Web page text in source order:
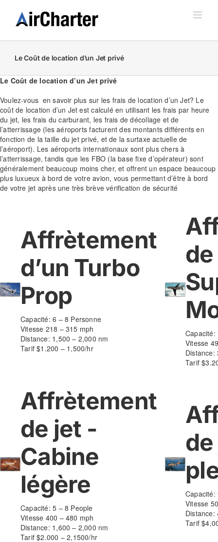
content
Le Coût de location d’un Jet privé
Le Coût de location d’un Jet privé
Voulez-vous en savoir plus sur les frais de location d’un Jet? Le
coût de location d’un Jet est calculé en utilisant les frais par heure
du jet, les frais du carburant, les frais de décollage et de
l’atterrissage (les aéroports facturent des montants différents en
fonction de la taille du jet privé, et de la surtaxe actuelle de
l’aéroport). Les aéroports internationaux sont plus chers à
l’atterrissage, tandis que les FBO (la base fixe d’opérateur) sont
généralement beaucoup moins cher, et offrent un espace beaucoup
plus luxueux à bord de votre avion, vous permettant d’être à bord
de votre jet après une très brève vérification de sécurité
Affrètement
d’un Turbo
Prop
Capacité: 6 – 8 Personne
Vitesse 218 – 315 mph
Distance: 1,500 – 2,000 nm
Tarif $1.200 – 1,500/hr
Capacité:
Vitesse
Distance:
Tarif
Affrètement
de jet -
Cabine
légère
Capacité: 5 – 8 People
Vitesse 400 – 480 mph
Distance: 1,600 – 2,000 nm
Tarif $2.000 – 2,1500/hr
Capacité:
Vitesse
Distance:
Tarif